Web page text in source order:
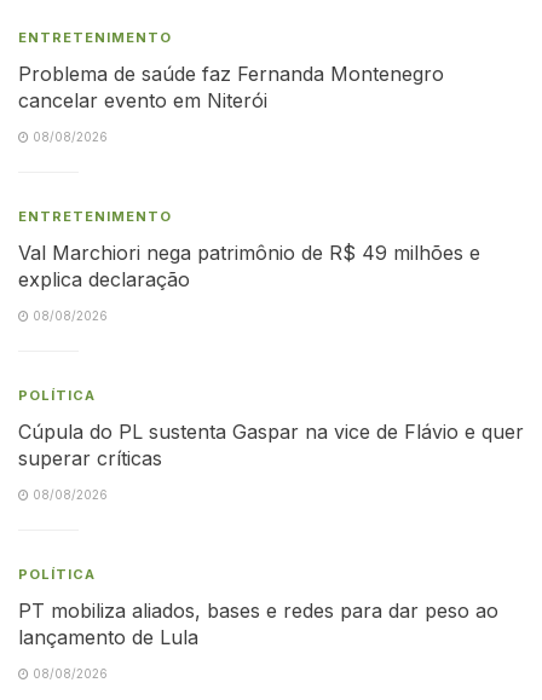
ENTRETENIMENTO
Problema de saúde faz Fernanda Montenegro
cancelar evento em Niterói
08/08/2026
ENTRETENIMENTO
Val Marchiori nega patrimônio de R$ 49 milhões e
explica declaração
08/08/2026
POLÍTICA
Cúpula do PL sustenta Gaspar na vice de Flávio e quer
superar críticas
08/08/2026
POLÍTICA
PT mobiliza aliados, bases e redes para dar peso ao
lançamento de Lula
08/08/2026